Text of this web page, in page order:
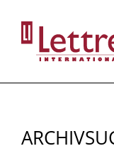
Inhalt